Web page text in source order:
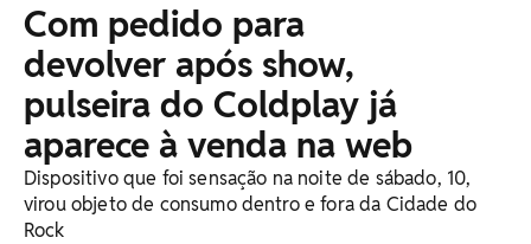
Com pedido para
devolver após show,
pulseira do Coldplay já
aparece à venda na web
Dispositivo que foi sensação na noite de sábado, 10,
virou objeto de consumo dentro e fora da Cidade do
Rock